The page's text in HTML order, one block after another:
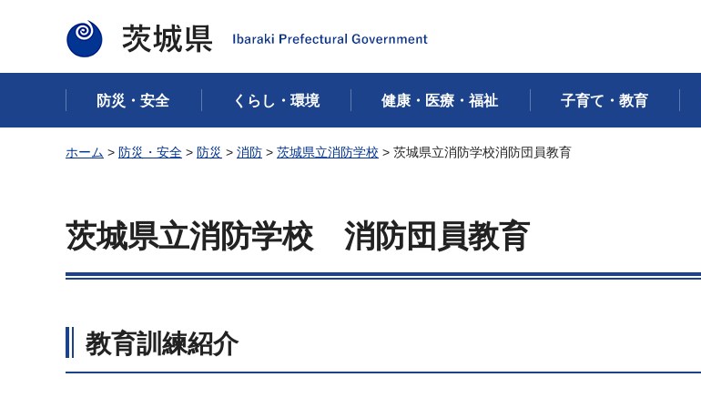
茨城県
防災・安全 くらし・環境 健康・医療・福祉 子育て・教育
ホーム > 防災・安全 > 防災 > 消防 > 茨城県立消防学校 > 茨城県立消防学校消防団員教育
茨城県立消防学校 消防団員教育
教育訓練紹介